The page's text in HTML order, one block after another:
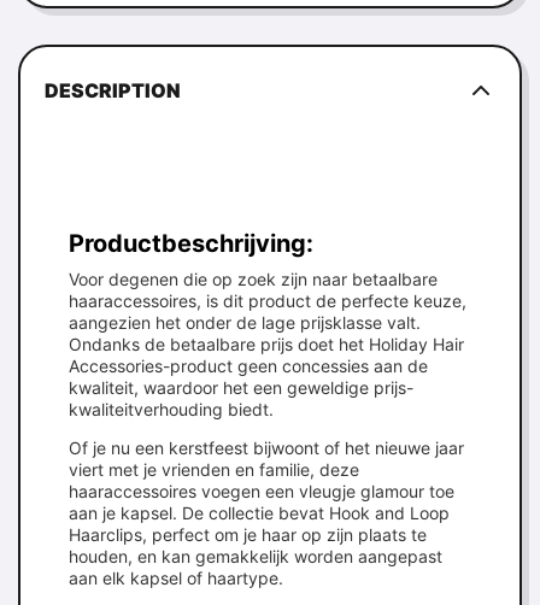
DESCRIPTION
Productbeschrijving:
Voor degenen die op zoek zijn naar betaalbare
haaraccessoires, is dit product de perfecte keuze,
aangezien het onder de lage prijsklasse valt.
Ondanks de betaalbare prijs doet het Holiday Hair
Accessories-product geen concessies aan de
kwaliteit, waardoor het een geweldige prijs-
kwaliteitverhouding biedt.
Of je nu een kerstfeest bijwoont of het nieuwe jaar
viert met je vrienden en familie, deze
haaraccessoires voegen een vleugje glamour toe
aan je kapsel. De collectie bevat Hook and Loop
Haarclips, perfect om je haar op zijn plaats te
houden, en kan gemakkelijk worden aangepast
aan elk kapsel of haartype.